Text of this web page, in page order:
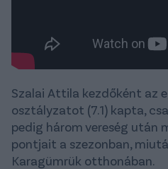
Szalai Attila kezdőként az
osztályzatot (7.1) kapta,
pedig három vereség után
pontjait a szezonban,
Karagümrük otthonában.